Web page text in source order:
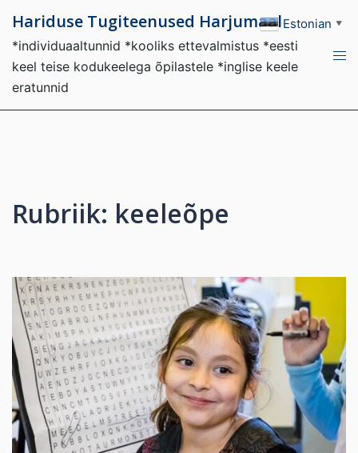
content
Hariduse Tugiteenused Harjumaal
*individuaaltunnid *kooliks ettevalmistus *eesti
keel teise kodukeelega õpilastele *inglise keele
eratunnid
Rubriik: keeleõpe
Estonian ▼